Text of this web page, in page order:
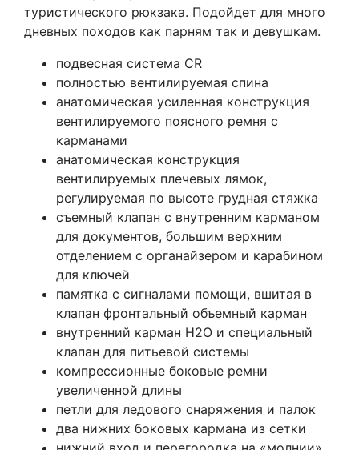
туристического рюкзака. Подойдет для много
дневных походов как парням так и девушкам.
подвесная система СR
полностью вентилируемая спина
анатомическая усиленная конструкция
вентилируемого поясного ремня c
карманами
анатомическая конструкция
вентилируемых плечевых лямок,
регулируемая по высоте грудная стяжка
съемный клапан с внутренним карманом
для документов, большим верхним
отделением с органайзером и карабином
для ключей
памятка с сигналами помощи, вшитая в
клапан фронтальный объемный карман
внутренний карман Н2О и специальный
клапан для питьевой системы
компрессионные боковые ремни
увеличенной длины
петли для ледового снаряжения и палок
два нижних боковых кармана из сетки